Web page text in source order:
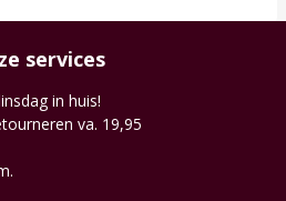
services
in huis!
va. 19,95